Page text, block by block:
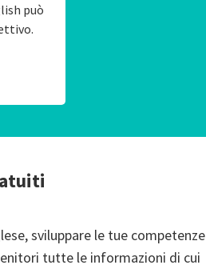
può
sviluppare le tue competenze
tutte le informazioni di cui